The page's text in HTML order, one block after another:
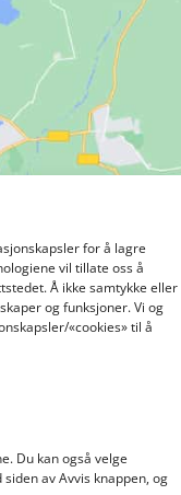
for å lagre
vil tillate oss å
Å ikke samtykke eller
og funksjoner. Vi og
«cookies» til å
Du kan også velge
av Avvis knappen, og